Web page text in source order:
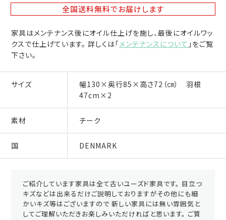
全国送料無料でお届けします
家具はメンテナンス後にオイル仕上げを施し、最後にオイルワッ
クスで仕上げています。 詳しくは「メンテナンスについて 」をご覧
下さい。
サイズ
幅130×奥行85×高さ72（㎝） 羽根
47cm×2
素材 チーク
国 DENMARK
ご紹介しています家具は全て古いユーズド家具です。 目立つ
キズなどは出来るだけご説明しておりますがその他にも細
かいキズ等はございますので 新しい家具には無い雰囲気と
してご理解いただきお楽しみいただければと思います。 ご質